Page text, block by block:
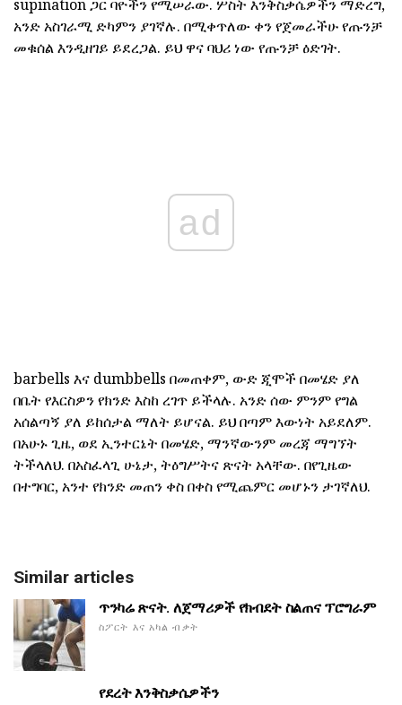
supination ጋር ባዮችን የሚሠራው. ሦስት እንቅስቃሴዎችን ማድረግ,
አንድ አስገራሚ ድካምን ያገኛሉ. በሚቀጥለው ቀን የጀመራችሁ የጡንቻ
መቁሰል እንዲዘገይ ይደረጋል. ይህ ዋና ባህሪ ነው የጡንቻ ዕድገት.
ad
barbells እና dumbbells በመጠቀም, ውድ ጂሞች በመሄድ ያለ
በቤት የእርስዎን የክንድ እስከ ረገጥ ይችላሉ. አንድ ሰው ምንም የግል
አሰልጣኝ ያለ ይከሰታል ማለት ይሆናል. ይህ በጣም እውነት አይደለም.
በአሁኑ ጊዜ, ወደ ኢንተርኔት በመሄድ, ማንኛውንም መረጃ ማግኘት
ትችላለህ. በአስፈላጊ ሁኔታ, ትዕግሥትና ጽናት አላቸው. በየጊዜው
በተግባር, አንተ የክንድ መጠን ቀስ በቀስ የሚጨምር መሆኑን ታገኛለህ.
Similar articles
ጥንካሬ ጽናት. ለጀማሪዎች የክብደት ስልጠና ፕሮግራም
ስፖርት እና አካል ብቃት
የደረት እንቅስቃሴዎችን